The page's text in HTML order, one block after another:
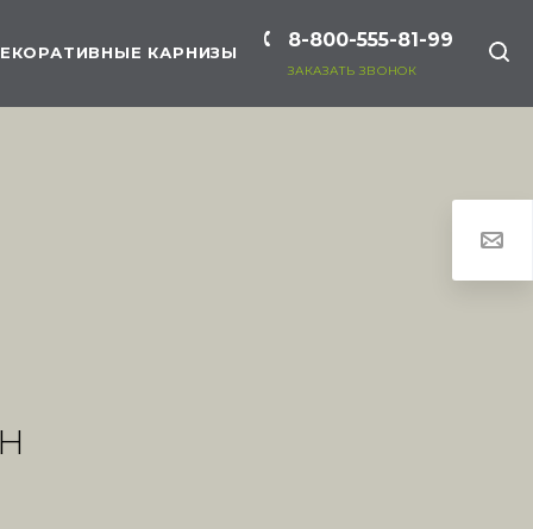
8-800-555-81-99
ЗАКАЗАТЬ ЗВОНОК
КАРНИЗЫ